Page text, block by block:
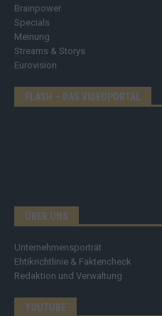
Brainpower
Specials
Meinung
Streams & Storys
Eurovision
FLASH – DAS VIDEOPORTAL
ÜBER UNS
Unternehmensporträt
Ehtikrichtlinie & Faktencheck
Redaktion und Verwaltung
YOUTUBE